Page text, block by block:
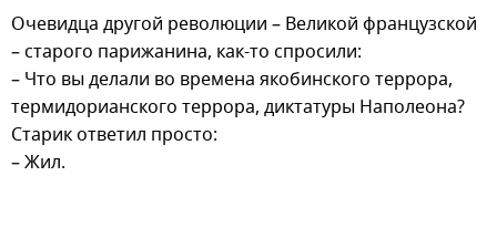
Очевидца другой революции – Великой французской
– старого парижанина, как-то спросили:
– Что вы делали во времена якобинского террора,
термидорианского террора, диктатуры Наполеона?
Старик ответил просто:
– Жил.